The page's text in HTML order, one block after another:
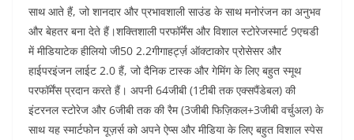
साथ आते हैं, जो शानदार और प्रभावशाली साउंड के साथ मनोरंजन का अनुभव
और बेहतर बना देते हैं।शक्तिशाली परफॉर्मेंस और विशाल स्टोरेजस्मार्ट 9एचडी
में मीडियाटेक हीलियो जी50 2.2गीगाहर्ट्ज़ ऑक्टाकोर प्रोसेसर और
हाईपरइंजन लाईट 2.0 हैं, जो दैनिक टास्क और गेमिंग के लिए बहुत स्मूथ
परफॉर्मेंस प्रदान करते हैं। अपनी 64जीबी (1टीबी तक एक्सपैंडेबल) की
इंटरनल स्टोरेज और 6जीबी तक की रैम (3जीबी फिज़िकल+3जीबी वर्चुअल) के
साथ यह स्मार्टफोन यूज़र्स को अपने ऐप्स और मीडिया के लिए बहुत विशाल स्पेस